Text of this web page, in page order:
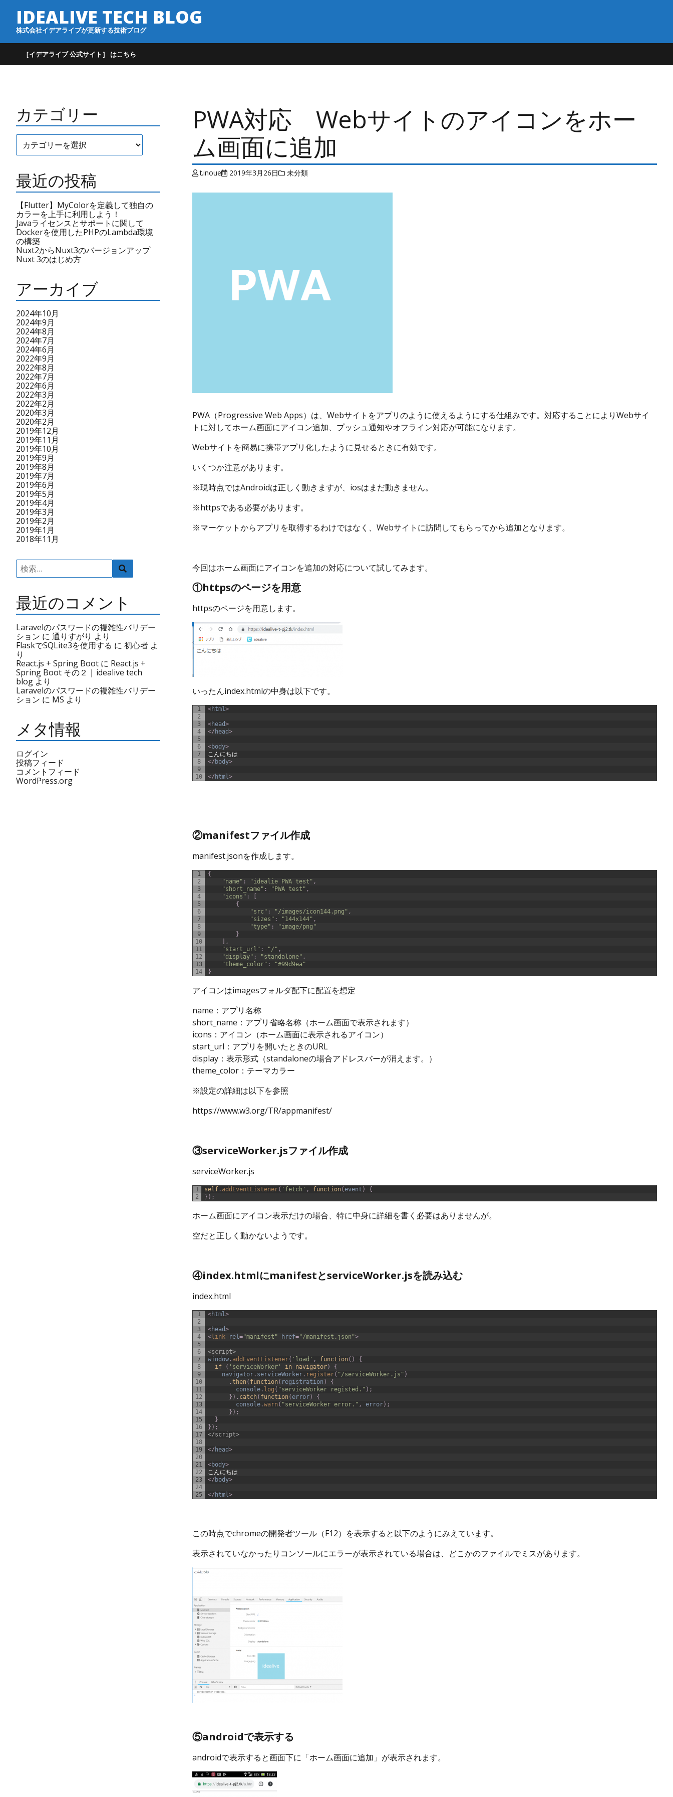
［イデアライブ 公式サイト］ はこちら
IDEALIVE TECH BLOG
株式会社イデアライブが更新する技術ブログ
カテゴリー
カ
テ
ゴ
ー
最近の投稿
【Flutter】MyColorを定義して独自の
カラーを上手に利用しよう！
Javaライセンスとサポートに関して
Dockerを使用したPHPのLambda環境
の構築
Nuxt2からNuxt3のバージョンアップ
Nuxt 3のはじめ方
アーカイブ
2024年10月
2024年9月
2024年8月
2024年7月
2024年6月
2022年9月
2022年8月
2022年7月
2022年6月
2022年3月
2022年2月
2020年3月
2020年2月
2019年12月
2019年11月
2019年10月
2019年9月
2019年8月
2019年7月
2019年6月
2019年5月
2019年4月
2019年3月
2019年2月
2019年1月
2018年11月
検
索
索
最近のコメント
Laravelのパスワードの複雑性バリデー
ション に 通りすがり より
FlaskでSQLite3を使用する に 初心者 よ
り
React.js + Spring Boot に React.js +
Spring Boot その２ | idealive tech
blog より
Laravelのパスワードの複雑性バリデー
ション に MS より
メタ情報
ログイン
投稿フィード
コメントフィード
WordPress.org
PWA対応 Webサイトのアイコンをホー
ム画面に追加
t.inoue 2019年3月26日 未分類
PWA（Progressive Web Apps）は、Webサイトをアプリのように使えるようにする仕組みです。対応することによりWebサイ
トに対してホーム画面にアイコン追加、プッシュ通知やオフライン対応が可能になります。
Webサイトを簡易に携帯アプリ化したように見せるときに有効です。
いくつか注意があります。
※現時点ではAndroidは正しく動きますが、iosはまだ動きません。
※httpsである必要があります。
※マーケットからアプリを取得するわけではなく、Webサイトに訪問してもらってから追加となります。
今回はホーム画面にアイコンを追加の対応について試してみます。
①httpsのページを用意
httpsのページを用意します。
いったんindex.htmlの中身は以下です。
1
2
3
4
5
6
7
8
9
10
<html>
<head>
</ head>
<body>
こんにちは
</ body>
</ html>
②manifestファイル作成
manifest.jsonを作成します。
1
2
3
4
5
6
7
8
9
10
11
12
13
14
{
"name" : "idealie PWA test" ,
"short_name" : "PWA test" ,
"icons" :
{
"src" : "/images/icon144.png" ,
"sizes" : "144x144" ,
"type" :
"image/png"
}
,
"start_url" : "/" ,
"display" : "standalone" ,
"theme_color" :
"#99d9ea"
}
アイコンはimagesフォルダ配下に配置を想定
name：アプリ名称
short_name：アプリ省略名称（ホーム画面で表示されます）
icons：アイコン（ホーム画面に表示されるアイコン）
start_url：アプリを開いたときのURL
display：表示形式（standaloneの場合アドレスバーが消えます。）
theme_color：テーマカラー
※設定の詳細は以下を参照
https://www.w3.org/TR/appmanifest/
③serviceWorker.jsファイル作成
serviceWorker.js
1
2
self . addEventListener( 'fetch' , function(event )
{
} ) ;
ホーム画面にアイコン表示だけの場合、特に中身に詳細を書く必要はありませんが。
空だと正しく動かないようです。
④index.htmlにmanifestとserviceWorker.jsを読み込む
index.html
1
2
3
4
5
6
7
8
9
10
11
12
13
14
15
16
17
18
19
20
21
22
23
24
25
<html>
<head>
<link rel="manifest" href="/manifest.json">
<script>
window . addEventListener( 'load' , function( )
{
if
( 'serviceWorker' in navigator)
{
navigator . serviceWorker . register( "/serviceWorker.js" )
.then( function( registration )
{
console . log ( "serviceWorker registed." ) ;
} ) . catch( function(error)
{
console .warn ( "serviceWorker error." , error) ;
} ) ;
}
} ) ;
</script>
</ head>
<body>
こんにちは
</ body>
</ html>
この時点でchromeの開発者ツール（F12）を表示すると以下のようにみえています。
表示されていなかったりコンソールにエラーが表示されている場合は、どこかのファイルでミスがあります。
⑤androidで表示する
androidで表示すると画面下に「ホーム画面に追加」が表示されます。